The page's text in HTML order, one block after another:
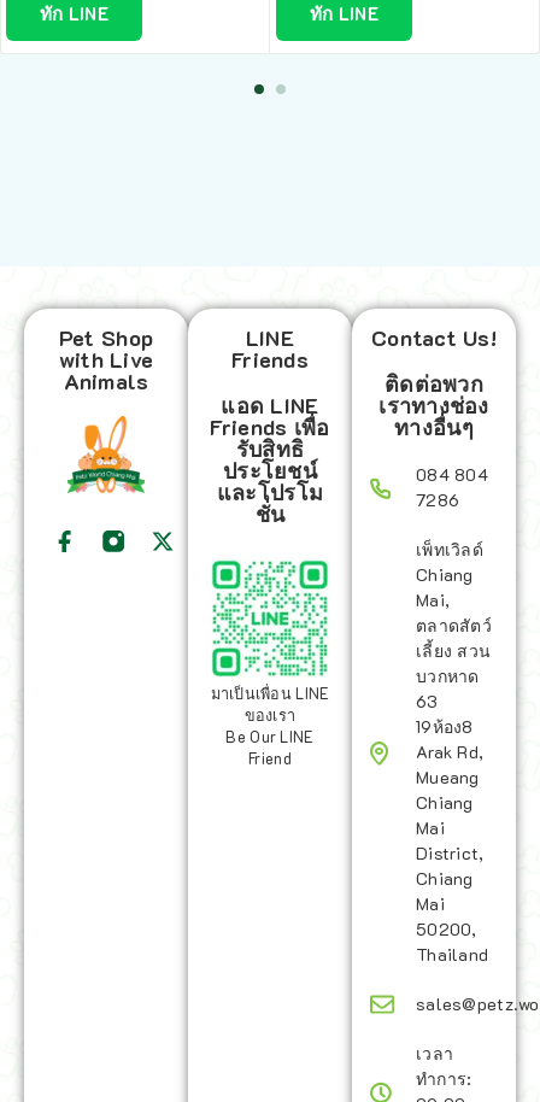
ทัก LINE ทัก LINE
Pet Shop
with Live
Animals
LINE
Friends
แอด LINE
Friends เพื่อ
รับสิทธิ
ประโยชน์
และโปรโม
ชั่น
มาเป็นเพื่อน LINE
ของเรา
Be Our LINE
Friend
Contact Us!
ติดต่อพวก
เราทางช่อง
ทางอื่นๆ
084 804
7286
เพ็ทเวิลด์
Chiang
Mai,
ตลาดสัตว์
เลี้ยง สวน
บวกหาด
63
19ห้อง8
Arak Rd,
Mueang
Chiang
Mai
District,
Chiang
Mai
50200,
Thailand
เวลา
ทำการ: